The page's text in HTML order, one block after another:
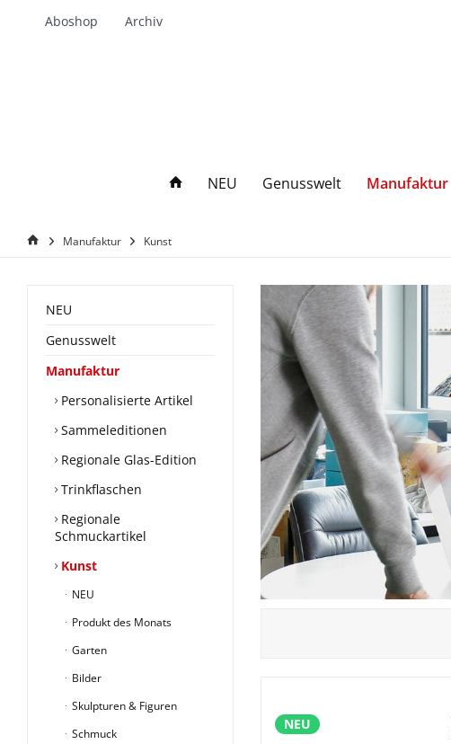
Aboshop Archiv
NEU Genusswelt Manufaktur
Manufaktur Kunst
NEU
Genusswelt
Manufaktur
Personalisierte Artikel
Sammeleditionen
Regionale Glas-Edition
Trinkflaschen
Regionale
Schmuckartikel
Kunst
NEU
Produkt des Monats
Garten
Bilder
Skulpturen & Figuren
Schmuck
NEU